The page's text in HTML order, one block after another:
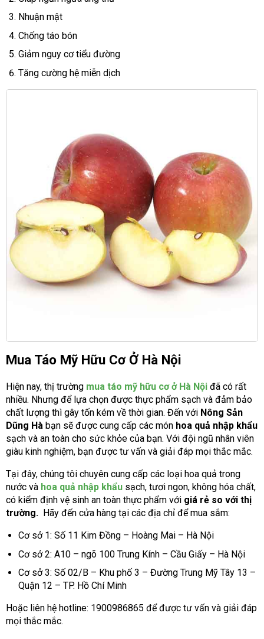
Nhuận mật
Chống táo bón
Giảm nguy cơ tiểu đường
Tăng cường hệ miễn dịch
Mua Táo Mỹ Hữu Cơ Ở Hà Nội
Hiện nay, thị trường mua táo mỹ hữu cơ ở Hà Nội đã có rất
nhiều. Nhưng để lựa chọn được thực phẩm sạch và đảm bảo
chất lượng thì gây tốn kém về thời gian. Đến với Nông Sản
Dũng Hà bạn sẽ được cung cấp các món hoa quả nhập khẩu
sạch và an toàn cho sức khỏe của bạn. Với đội ngũ nhân viên
giàu kinh nghiệm, bạn được tư vấn và giải đáp mọi thắc mắc.
Tại đây, chúng tôi chuyên cung cấp các loại hoa quả trong
nước và hoa quả nhập khẩu sạch, tươi ngon, không hóa chất,
có kiểm định vệ sinh an toàn thực phẩm với giá rẻ so với thị
trường. Hãy đến cửa hàng tại các địa chỉ để mua sắm:
Cơ sở 1: Số 11 Kim Đồng – Hoàng Mai – Hà Nội
Cơ sở 2: A10 – ngõ 100 Trung Kính – Cầu Giấy – Hà Nội
Cơ sở 3: Số 02/B – Khu phố 3 – Đường Trung Mỹ Tây 13 –
Quận 12 – TP. Hồ Chí Minh
Hoặc liên hệ hotline: 1900986865 để được tư vấn và giải đáp
mọi thắc mắc.